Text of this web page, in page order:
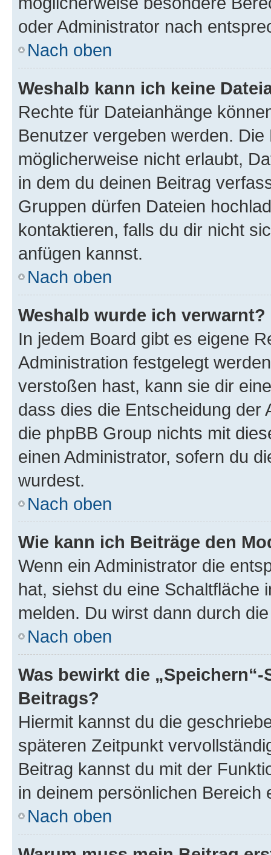
oder Administrator nach
Nach oben
Weshalb kann ich keine
Rechte für Dateianhänge
Benutzer vergeben werden.
möglicherweise nicht erlaubt,
in dem du deinen Beitrag
Gruppen dürfen Dateien
kontaktieren, falls du dir nicht
anfügen kannst.
Nach oben
Weshalb wurde ich verwarnt?
In jedem Board gibt es eigene
Administration festgelegt
verstoßen hast, kann sie dir
dass dies die Entscheidung der
die phpBB Group nichts mit
einen Administrator, sofern du
wurdest.
Nach oben
Wie kann ich Beiträge den
Wenn ein Administrator die
hat, siehst du eine Schaltfläche
melden. Du wirst dann durch
Nach oben
Was bewirkt die
Beitrags?
Hiermit kannst du die
späteren Zeitpunkt
Beitrag kannst du mit der
in deinem persönlichen Bereich
Nach oben